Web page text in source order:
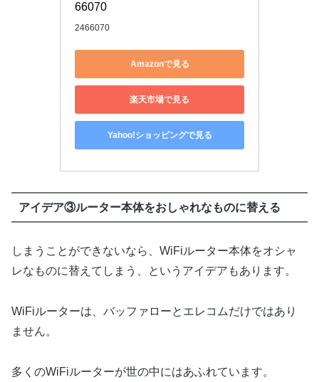
66070
2466070
Amazonで見る
楽天市場で見る
Yahoo!ショッピングで見る
アイデア③ルーター本体をおしゃれなものに替える
しまうことができないなら、WiFiルーター本体をオシャ
レなものに替えてしまう、というアイデアもあります。
WiFiルーターは、バッファローとエレコムだけではあり
ません。
多くのWiFiルーターが世の中にはあふれています。